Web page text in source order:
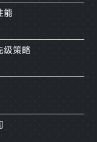
能
级策略